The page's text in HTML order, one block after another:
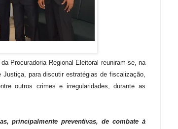
Procuradoria Regional Eleitoral reuniram-se, na
para discutir estratégias de fiscalização,
outros crimes e irregularidades, durante as
principalmente preventivas, de combate à